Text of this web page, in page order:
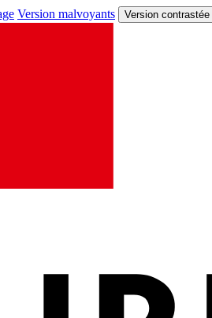
Version malvoyants Version contrastée